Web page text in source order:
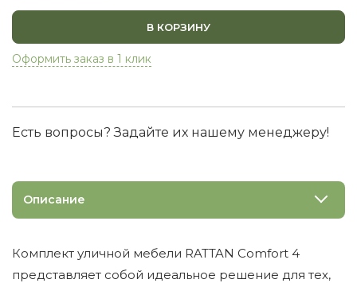
В КОРЗИНУ
Оформить заказ в 1 клик
Есть вопросы? Задайте их нашему менеджеру!
Описание
Комплект уличной мебели RATTAN Comfort 4
представляет собой идеальное решение для тех,